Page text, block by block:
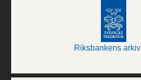
Riksbankens arkiv